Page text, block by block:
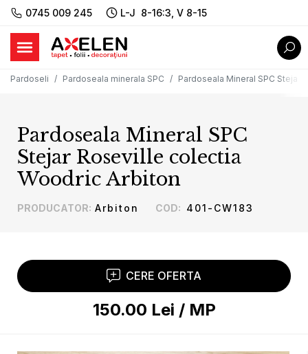
0745 009 245 L-J 8-16:3, V 8-15
Pardoseli Pardoseala minerala SPC Pardoseala Mineral SPC Stejar
CERE OFERTA
150.00 Lei / MP
Pardoseala Mineral SPC
Stejar Roseville colectia
Woodric Arbiton
PRODUCATOR: Arbiton COD: 401-CW183